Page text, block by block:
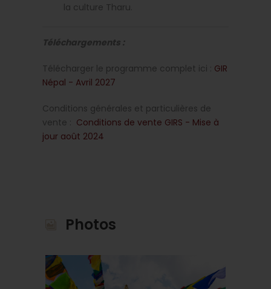
la culture Tharu.
Téléchargements :
Télécharger le programme complet ici : GIR
Népal - Avril 2027
Conditions générales et particulières de
vente :
Conditions de vente GIRS - Mise à
jour août 2024
Photos